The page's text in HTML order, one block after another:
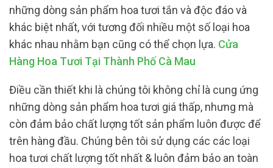
những dòng sản phẩm hoa tươi tắn và độc đáo và
khác biệt nhất, với tương đối nhiều một số loại hoa
khác nhau nhằm bạn cũng có thể chọn lựa. Cửa
Hàng Hoa Tươi Tại Thành Phố Cà Mau
Điều cần thiết khi là chúng tôi không chỉ là cung ứng
những dòng sản phẩm hoa tươi giá thấp, nhưng mà
còn đảm bảo chất lượng tốt sản phẩm luôn được để
trên hàng đầu. Chúng bên tôi sử dụng các các loại
hoa tươi chất lượng tốt nhất & luôn đảm bảo an toàn